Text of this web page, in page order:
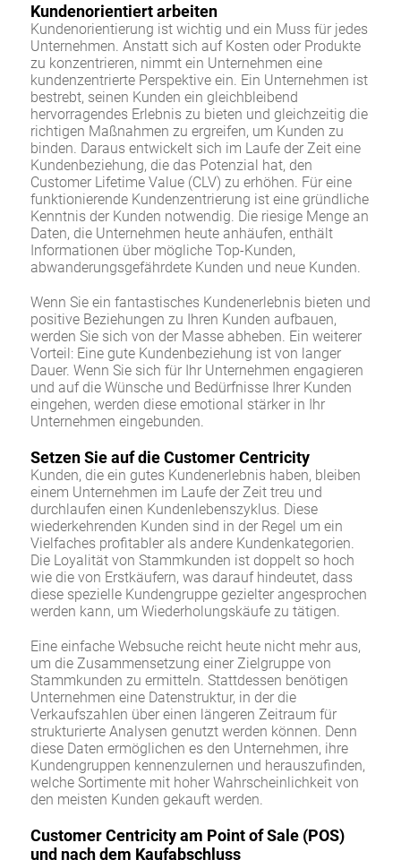
Kundenorientiert arbeiten
Kundenorientierung ist wichtig und ein Muss für jedes
Unternehmen. Anstatt sich auf Kosten oder Produkte
zu konzentrieren, nimmt ein Unternehmen eine
kundenzentrierte Perspektive ein. Ein Unternehmen ist
bestrebt, seinen Kunden ein gleichbleibend
hervorragendes Erlebnis zu bieten und gleichzeitig die
richtigen Maßnahmen zu ergreifen, um Kunden zu
binden. Daraus entwickelt sich im Laufe der Zeit eine
Kundenbeziehung, die das Potenzial hat, den
Customer Lifetime Value (CLV) zu erhöhen. Für eine
funktionierende Kundenzentrierung ist eine gründliche
Kenntnis der Kunden notwendig. Die riesige Menge an
Daten, die Unternehmen heute anhäufen, enthält
Informationen über mögliche Top-Kunden,
abwanderungsgefährdete Kunden und neue Kunden.
Wenn Sie ein fantastisches Kundenerlebnis bieten und
positive Beziehungen zu Ihren Kunden aufbauen,
werden Sie sich von der Masse abheben. Ein weiterer
Vorteil: Eine gute Kundenbeziehung ist von langer
Dauer. Wenn Sie sich für Ihr Unternehmen engagieren
und auf die Wünsche und Bedürfnisse Ihrer Kunden
eingehen, werden diese emotional stärker in Ihr
Unternehmen eingebunden.
Setzen Sie auf die Customer Centricity
Kunden, die ein gutes Kundenerlebnis haben, bleiben
einem Unternehmen im Laufe der Zeit treu und
durchlaufen einen Kundenlebenszyklus. Diese
wiederkehrenden Kunden sind in der Regel um ein
Vielfaches profitabler als andere Kundenkategorien.
Die Loyalität von Stammkunden ist doppelt so hoch
wie die von Erstkäufern, was darauf hindeutet, dass
diese spezielle Kundengruppe gezielter angesprochen
werden kann, um Wiederholungskäufe zu tätigen.
Eine einfache Websuche reicht heute nicht mehr aus,
um die Zusammensetzung einer Zielgruppe von
Stammkunden zu ermitteln. Stattdessen benötigen
Unternehmen eine Datenstruktur, in der die
Verkaufszahlen über einen längeren Zeitraum für
strukturierte Analysen genutzt werden können. Denn
diese Daten ermöglichen es den Unternehmen, ihre
Kundengruppen kennenzulernen und herauszufinden,
welche Sortimente mit hoher Wahrscheinlichkeit von
den meisten Kunden gekauft werden.
Customer Centricity am Point of Sale (POS)
und nach dem Kaufabschluss